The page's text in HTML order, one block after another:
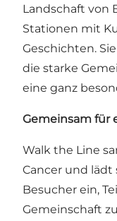
Landschaft von
Stationen mit
Geschichten.
die starke
eine ganz
Gemeinsam für
Walk the Line
Cancer und lädt
Besucher ein,
Gemeinschaft